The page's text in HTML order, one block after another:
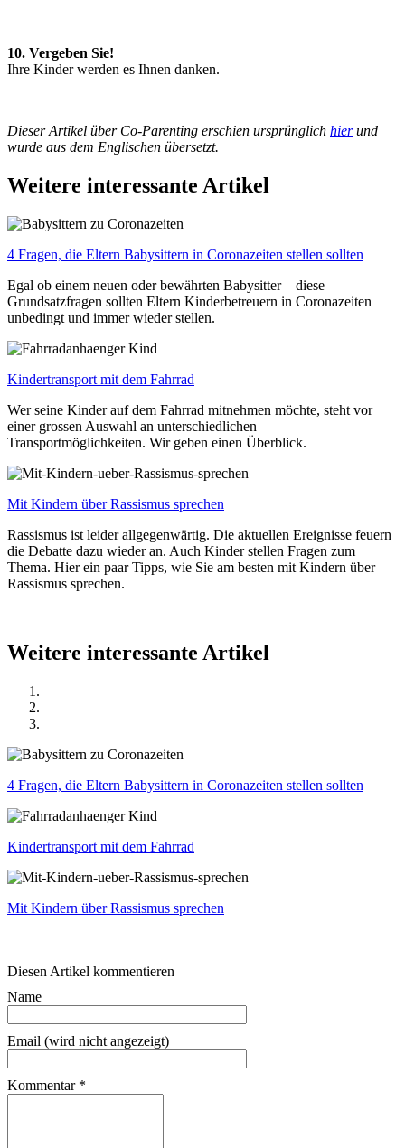
10. Vergeben Sie!
Ihre Kinder werden es Ihnen danken.
Dieser Artikel über Co-Parenting erschien ursprünglich hierund
wurde aus dem Englischen übersetzt.
Weitere interessante Artikel
4 Fragen, die Eltern Babysittern in Coronazeiten stellen sollten
Egal ob einem neuen oder bewährten Babysitter – diese
Grundsatzfragen sollten Eltern Kinderbetreuern in Coronazeiten
unbedingt und immer wieder stellen.
Kindertransport mit dem Fahrrad
Wer seine Kinder auf dem Fahrrad mitnehmen möchte, steht vor
einer grossen Auswahl an unterschiedlichen
Transportmöglichkeiten. Wir geben einen Überblick.
Mit Kindern über Rassismus sprechen
Rassismus ist leider allgegenwärtig. Die aktuellen Ereignisse feuern
die Debatte dazu wieder an. Auch Kinder stellen Fragen zum
Thema. Hier ein paar Tipps, wie Sie am besten mit Kindern über
Rassismus sprechen.
Weitere interessante Artikel
4 Fragen, die Eltern Babysittern in Coronazeiten stellen sollten
Kindertransport mit dem Fahrrad
Mit Kindern über Rassismus sprechen
Diesen Artikel kommentieren
Name
Email (wird nicht angezeigt)
Kommentar*